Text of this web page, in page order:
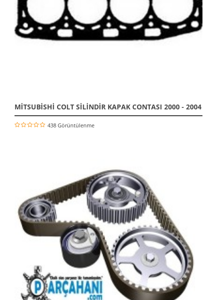
MİTSUBİSHİ COLT SİLİNDİR KAPAK CONTASI 2000 - 2004
438 Görüntülenme